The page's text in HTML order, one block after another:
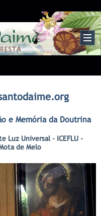
e Memória da Doutrina
Luz Universal - ICEFLU -
de Melo